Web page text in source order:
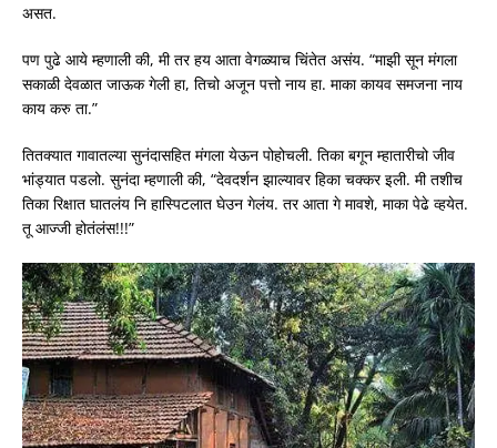
असत.
पण पुढे आये म्हणाली की, मी तर हय आता वेगळ्याच चिंतेत असंय. “माझी सून मंगला
सकाळी देवळात जाऊक गेली हा, तिचो अजून पत्तो नाय हा. माका कायव समजना नाय
काय करु ता.”
तितक्यात गावातल्या सुनंदासहित मंगला येऊन पोहोचली. तिका बगून म्हातारीचो जीव
भांड्यात पडलो. सुनंदा म्हणाली की, “देवदर्शन झाल्यावर हिका चक्कर इली. मी तशीच
तिका रिक्षात घातलंय नि हास्पिटलात घेउन गेलंय. तर आता गे मावशे, माका पेढे व्हयेत.
तू आज्जी होतंलंस!!!”